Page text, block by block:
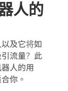
人的
及它将如
流量？此
人的用
你。